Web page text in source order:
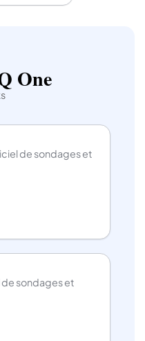
One
de sondages et
sondages et